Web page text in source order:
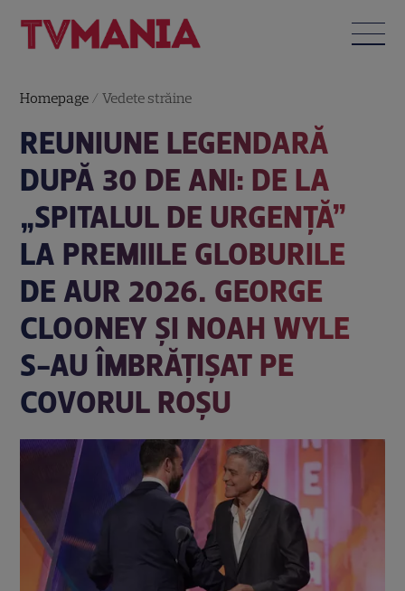
Homepage /Vedete străine
REUNIUNE LEGENDARĂ
DUPĂ 30 DE ANI: DE LA
„SPITALUL DE URGENȚĂ”
LA PREMIILE GLOBURILE
DE AUR 2026. GEORGE
CLOONEY ȘI NOAH WYLE
S-AU ÎMBRĂȚIȘAT PE
COVORUL ROȘU